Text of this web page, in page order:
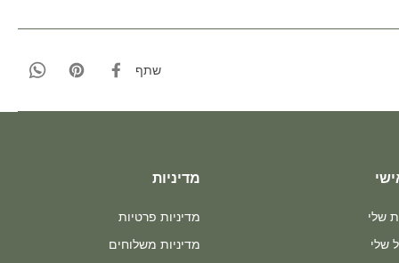
שתף
שלי
שלי
מדיניות
מדיניות פרטיות
מדיניות משלוחים